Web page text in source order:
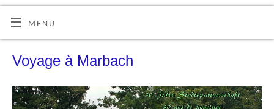
MENU
Voyage à Marbach